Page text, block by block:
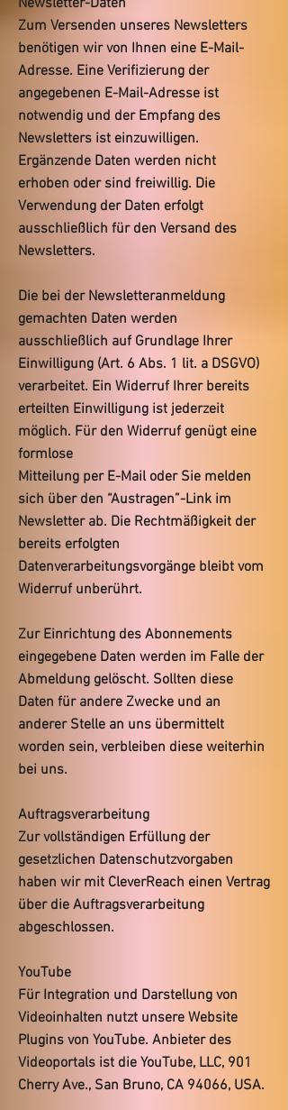
Newsletter-Daten
Zum Versenden unseres Newsletters
benötigen wir von Ihnen eine E-Mail-
Adresse. Eine Verifizierung der
angegebenen E-Mail-Adresse ist
notwendig und der Empfang des
Newsletters ist einzuwilligen.
Ergänzende Daten werden nicht
erhoben oder sind freiwillig. Die
Verwendung der Daten erfolgt
ausschließlich für den Versand des
Newsletters.
Die bei der Newsletteranmeldung
gemachten Daten werden
ausschließlich auf Grundlage Ihrer
Einwilligung (Art. 6 Abs. 1 lit. a DSGVO)
verarbeitet. Ein Widerruf Ihrer bereits
erteilten Einwilligung ist jederzeit
möglich. Für den Widerruf genügt eine
formlose
Mitteilung per E-Mail oder Sie melden
sich über den “Austragen”-Link im
Newsletter ab. Die Rechtmäßigkeit der
bereits erfolgten
Datenverarbeitungsvorgänge bleibt vom
Widerruf unberührt.
Zur Einrichtung des Abonnements
eingegebene Daten werden im Falle der
Abmeldung gelöscht. Sollten diese
Daten für andere Zwecke und an
anderer Stelle an uns übermittelt
worden sein, verbleiben diese weiterhin
bei uns.
Auftragsverarbeitung
Zur vollständigen Erfüllung der
gesetzlichen Datenschutzvorgaben
haben wir mit CleverReach einen Vertrag
über die Auftragsverarbeitung
abgeschlossen.
YouTube
Für Integration und Darstellung von
Videoinhalten nutzt unsere Website
Plugins von YouTube. Anbieter des
Videoportals ist die YouTube, LLC, 901
Cherry Ave., San Bruno, CA 94066, USA.